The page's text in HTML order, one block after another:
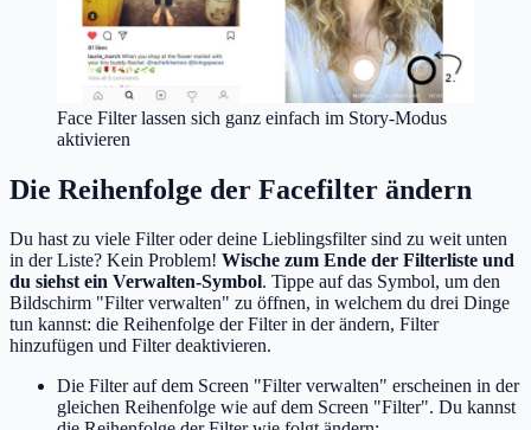
Face Filter lassen sich ganz einfach im Story-Modus
aktivieren
Die Reihenfolge der Facefilter ändern
Du hast zu viele Filter oder deine Lieblingsfilter sind zu weit unten
in der Liste? Kein Problem! Wische zum Ende der Filterliste und
du siehst ein Verwalten-Symbol. Tippe auf das Symbol, um den
Bildschirm "Filter verwalten" zu öffnen, in welchem du drei Dinge
tun kannst: die Reihenfolge der Filter in der ändern, Filter
hinzufügen und Filter deaktivieren.
Die Filter auf dem Screen "Filter verwalten" erscheinen in der
gleichen Reihenfolge wie auf dem Screen "Filter". Du kannst